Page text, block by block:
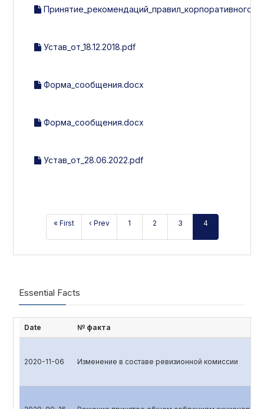
Устав_от_18.12.2018.pdf
Форма_сообщения.docx
Форма_сообщения.docx
Устав_от_28.06.2022.pdf
« First ‹ Prev 1 2 3 4
Essential Facts
Date № факта
2020-11-06 Изменение в составе ревизионной комиссии